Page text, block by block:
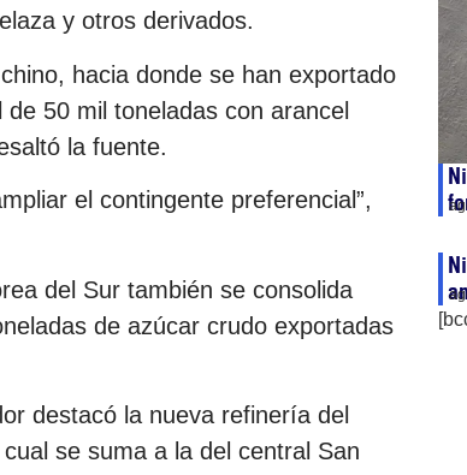
y otros derivados.
hacia donde se han exportado
50 mil toneladas con arancel
la fuente.
el contingente preferencial”,
del Sur también se consolida
de azúcar crudo exportadas
destacó la nueva refinería del
se suma a la del central San